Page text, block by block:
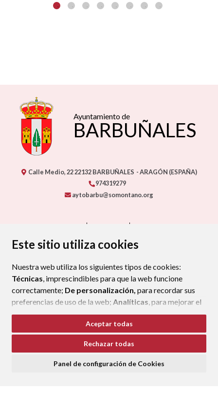
Este sitio utiliza cookies
Nuestra web utiliza los siguientes tipos de cookies:
Técnicas, imprescindibles para que la web funcione
correctamente; De personalización, para recordar sus
preferencias de uso de la web; Analíticas, para mejorar el
funcionamiento de la web y sus servicios.
Si acepta pulsando el botón“Aceptar todas”
consideramos que acepta su uso. Si pulsa el botón
ninguna acción, se guardarán las cookies técnicas
Aceptar todas
Rechazar todas
Panel de configuración de Cookies
Ayuntamiento de
BARBUÑALES
Calle Medio, 2222132 BARBUÑALES - ARAGÓN (ESPAÑA)
974319279
aytobarbu@somontano.org
PROTECCIÓN DE DATOS
POLÍTICA DE COOKIES